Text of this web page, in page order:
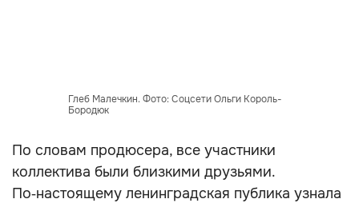
Глеб Малечкин. Фото: Соцсети Ольги Король-
Бородюк
По словам продюсера, все участники
коллектива были близкими друзьями.
По‑настоящему ленинградская публика узнала